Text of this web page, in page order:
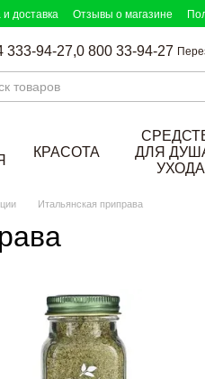
доставка Отзывы о магазине
333-94-27,0 800 33-94-27
КРАСОТА
ДЛЯ
УХОДА
Итальянская приправа